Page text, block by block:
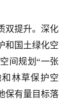
提升。深化
和国土绿化空
间规划“一张
林草保护空
保有量目标落